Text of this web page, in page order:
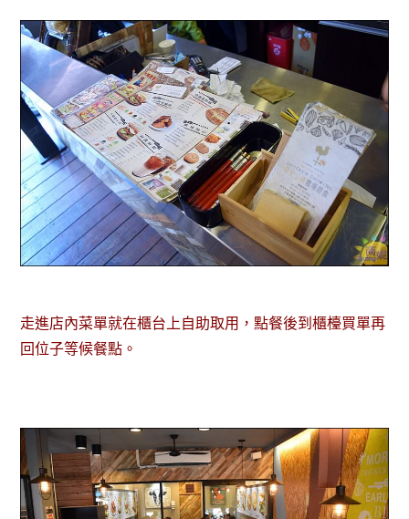
走進店內菜單就在櫃台上自助取用，點餐後到櫃檯買單再
回位子等候餐點。